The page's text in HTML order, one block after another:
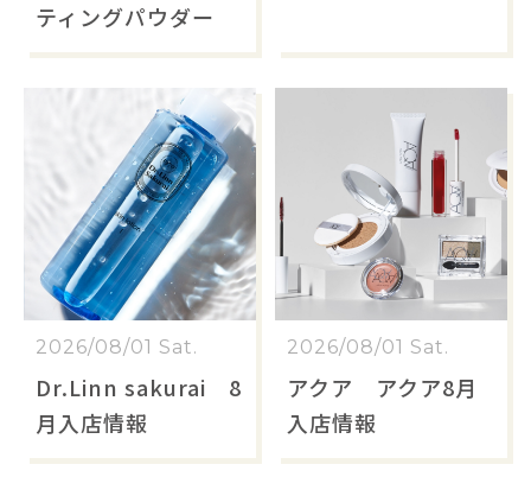
ティングパウダー
2026/08/01 Sat.
Dr.Linn sakurai 8
月入店情報
2026/08/01 Sat.
アクア アクア8月
入店情報